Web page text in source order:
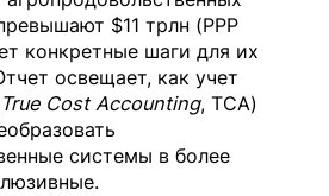
$11 трлн (PPP
конкретные шаги для их
освещает, как учет
True Cost Accounting, TCA)
системы в более